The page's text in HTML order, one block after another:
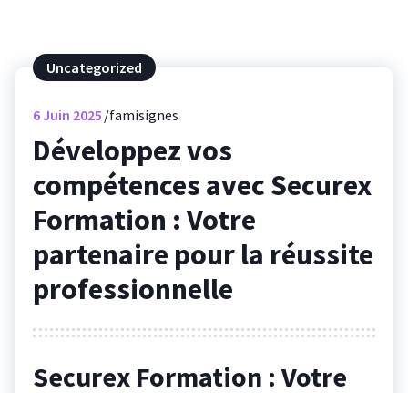
Uncategorized
6 Juin 2025 famisignes
Développez vos
compétences avec Securex
Formation : Votre
partenaire pour la réussite
professionnelle
Securex Formation : Votre